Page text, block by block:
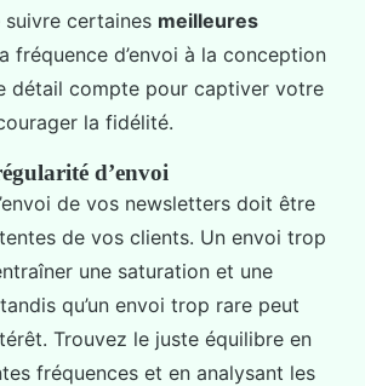
certaines meilleures
fréquence d’envoi à la conception
détail compte pour captiver votre
la fidélité.
d’envoi
de vos newsletters doit être
de vos clients. Un envoi trop
une saturation et une
qu’un envoi trop rare peut
Trouvez le juste équilibre en
fréquences et en analysant les